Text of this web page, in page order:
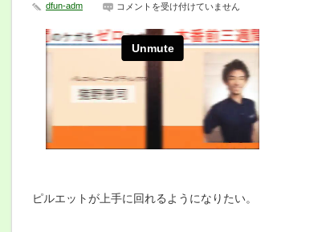
dfun-adm
【教
「タ
ー
秘
訣」
バ
エ
審
ポ
コメントを受け付けていません
ピルエットが上手に回れるようになりたい。